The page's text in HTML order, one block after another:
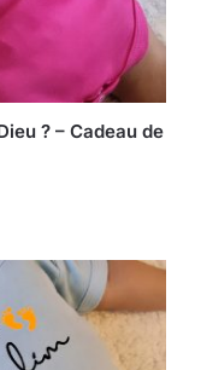
? – Cadeau de